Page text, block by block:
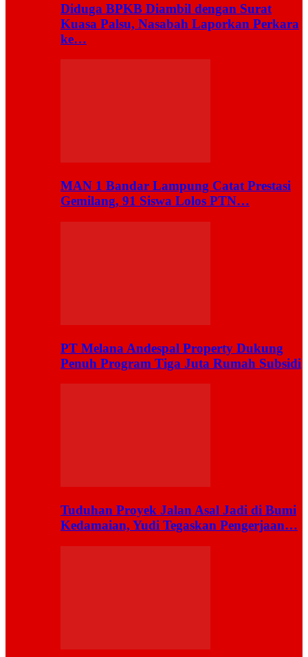
Diduga BPKB Diambil dengan Surat
Kuasa Palsu, Nasabah Laporkan Perkara
ke…
MAN 1 Bandar Lampung Catat Prestasi
Gemilang, 91 Siswa Lolos PTN…
PT Melana Andespal Property Dukung
Penuh Program Tiga Juta Rumah Subsidi
Tuduhan Proyek Jalan Asal Jadi di Bumi
Kedamaian, Yudi Tegaskan Pengerjaan…